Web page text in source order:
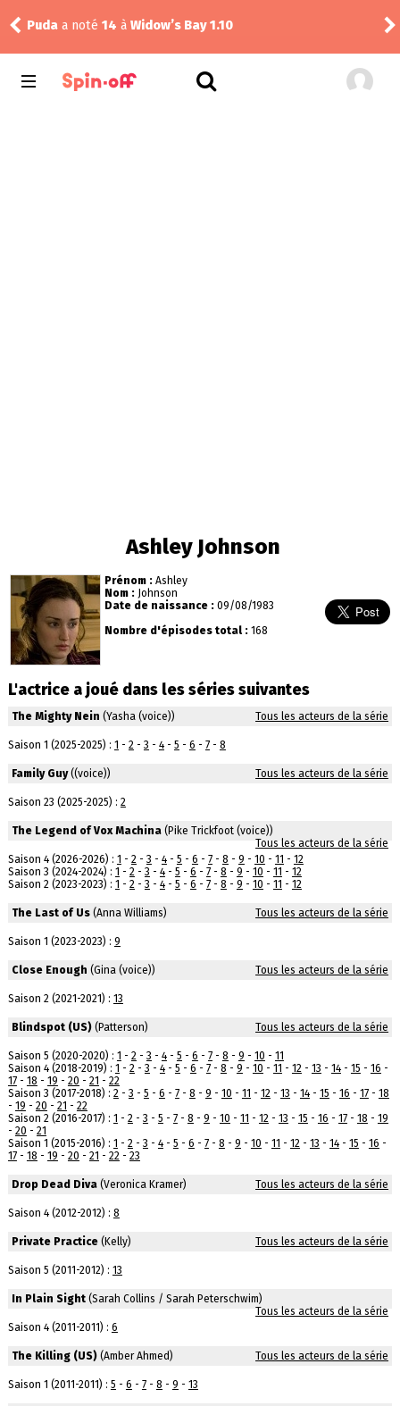
Puda a noté 14 à Widow’s Bay 1.10
Ashley Johnson
Prénom : Ashley
Nom : Johnson
Date de naissance : 09/08/1983
Nombre d'épisodes total : 168
L'actrice a joué dans les séries suivantes
The Mighty Nein (Yasha (voice)) Tous les acteurs de la série
Saison 1 (2025-2025) : 1 - 2- 3 - 4- 5 - 6 - 7- 8
Family Guy((voice)) Tous les acteurs de la série
Saison 23 (2025-2025) : 2
The Legend of Vox Machina(Pike Trickfoot (voice))
Tous les acteurs de la série
Saison 4 (2026-2026) : 1 - 2- 3 - 4- 5 - 6 - 7- 8 - 9 - 10 - 11 - 12
Saison 3 (2024-2024) : 1 - 2- 3 - 4- 5 - 6 - 7- 8 - 9 - 10 - 11 - 12
Saison 2 (2023-2023) : 1 - 2- 3 - 4- 5 - 6 - 7- 8 - 9 - 10 - 11 - 12
The Last of Us(Anna Williams) Tous les acteurs de la série
Saison 1 (2023-2023) : 9
Close Enough (Gina (voice)) Tous les acteurs de la série
Saison 2 (2021-2021) : 13
Blindspot (US)(Patterson) Tous les acteurs de la série
Saison 5 (2020-2020) : 1 - 2- 3 - 4- 5 - 6 - 7- 8 - 9 - 10 - 11
Saison 4 (2018-2019) : 1 - 2- 3 - 4- 5 - 6 - 7- 8 - 9 - 10 - 11 - 12- 13 - 14- 15 - 16 -
17- 18 - 19 - 20 - 21 - 22
Saison 3 (2017-2018) : 2- 3 - 5 - 6 - 7- 8 - 9 - 10 - 11 - 12- 13 - 14- 15 - 16 - 17- 18
- 19 - 20 - 21 - 22
Saison 2 (2016-2017) : 1 - 2- 3 - 5 - 7- 8 - 9 - 10 - 11 - 12- 13 - 15 - 16 - 17- 18 - 19
- 20 - 21
Saison 1 (2015-2016) : 1 - 2- 3 - 4- 5 - 6 - 7- 8 - 9 - 10 - 11 - 12- 13 - 14- 15 - 16 -
17- 18 - 19 - 20 - 21 - 22- 23
Drop Dead Diva(Veronica Kramer) Tous les acteurs de la série
Saison 4 (2012-2012) : 8
Private Practice(Kelly) Tous les acteurs de la série
Saison 5 (2011-2012) : 13
In Plain Sight(Sarah Collins / Sarah Peterschwim)
Tous les acteurs de la série
Saison 4 (2011-2011) : 6
The Killing (US)(Amber Ahmed) Tous les acteurs de la série
Saison 1 (2011-2011) : 5 - 6 - 7- 8 - 9 - 13